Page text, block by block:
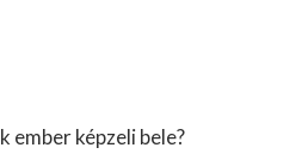
ember képzeli bele?